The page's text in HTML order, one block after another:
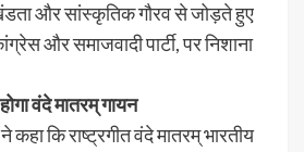
और सांस्कृतिक गौरव से जोड़ते हुए
और समाजवादी पार्टी, पर निशाना
वंदे मातरम् गायन
कहा कि राष्ट्रगीत वंदे मातरम् भारतीय